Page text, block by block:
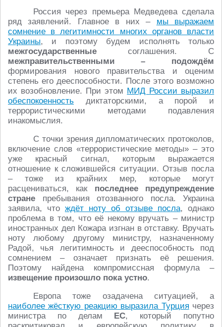
Россия через премьера Медведева сделала
ряд заявлений. Главное в них – мы выражаем
сомнение в легитимности многих органов власти
Украины, и поэтому будем исполнять только
межгосударственные соглашения. С
межправительственными – подождём
формирования нового правительства и оценим
степень его дееспособности. После этого возможно
их возобновление. При этом МИД России выразил
обеспокоенность диктаторскими, а порой и
террористическими методами подавления
инакомыслия.
С точки зрения дипломатических протоколов,
включение слов «террористические методы» – это
уже красный сигнал, которым выражается
отношение к сложившейся ситуации. Отзыв посла
– тоже из крайних мер, которые могут
расцениваться, как последнее предупреждение
стране пребывания отозванного посла. Украина
заявила, что ждёт ноту об отзыве посла, однако
проблема в том, что её некому вручать – министр
иностранных дел Кожара изгнан в отставку. Вручать
ноту любому другому министру, назначенному
Радой, чья легитимность и дееспособность под
сомнением – означает признать её решения.
Поэтому найдена компромиссная формула –
извещение произошло пока устно.
Европа тоже озадачена ситуацией, а
наиболее жёсткую реакцию выразила Турция через
министра по делам ЕС, который попутно